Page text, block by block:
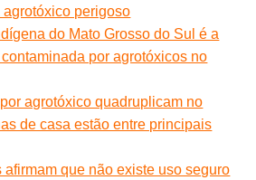
perigoso
do Mato Grosso do Sul é a
por agrotóxicos no
agrotóxico quadruplicam no
de casa estão entre principais
afirmam que não existe uso seguro